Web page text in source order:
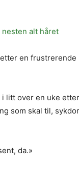
alt håret
en frustrerende
litt over en uke
som skal til,
da.»